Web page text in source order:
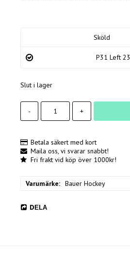
Sköld
P31 Left 23
Slut i lager
- +
Betala säkert med kort
Maila oss, vi svarar snabbt!
Fri frakt vid köp över 1000kr!
Varumärke Bauer Hockey
DELA